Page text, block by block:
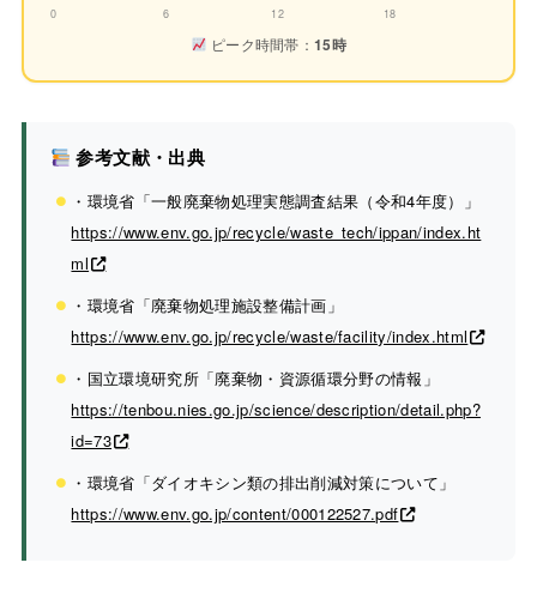
0 6 12 18
ピーク時間帯：15時
参考文献・出典
・環境省「一般廃棄物処理実態調査結果（令和4年度）」
https://www.env.go.jp/recycle/waste_tech/ippan/index.ht
ml
・環境省「廃棄物処理施設整備計画」
https://www.env.go.jp/recycle/waste/facility/index.html
・国立環境研究所「廃棄物・資源循環分野の情報」
https://tenbou.nies.go.jp/science/description/detail.php?
id=73
・環境省「ダイオキシン類の排出削減対策について」
https://www.env.go.jp/content/000122527.pdf